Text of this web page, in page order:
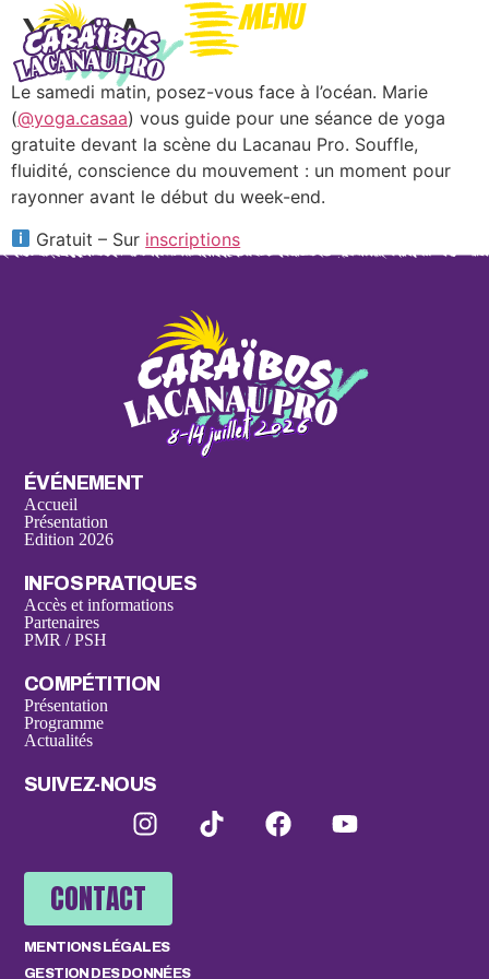
Menu
YOGA
Le samedi matin, posez-vous face à l’océan. Marie
(@yoga.casaa) vous guide pour une séance de yoga
gratuite devant la scène du Lacanau Pro. Souffle,
fluidité, conscience du mouvement : un moment pour
rayonner avant le début du week-end.
Gratuit – Sur inscriptions
ÉVÉNEMENT
Accueil
Présentation
Edition 2026
INFOS PRATIQUES
Accès et informations
Partenaires
PMR / PSH
COMPÉTITION
Présentation
Programme
Actualités
SUIVEZ-NOUS
CONTACT
MENTIONS LÉGALES
GESTION DES DONNÉES